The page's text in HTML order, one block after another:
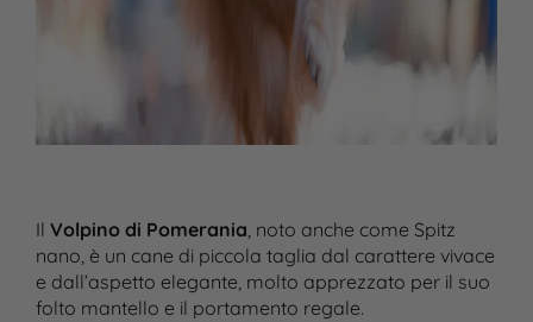
Il Volpino di Pomerania, noto anche come Spitz
nano, è un cane di piccola taglia dal carattere vivace
e dall’aspetto elegante, molto apprezzato per il suo
folto mantello e il portamento regale.